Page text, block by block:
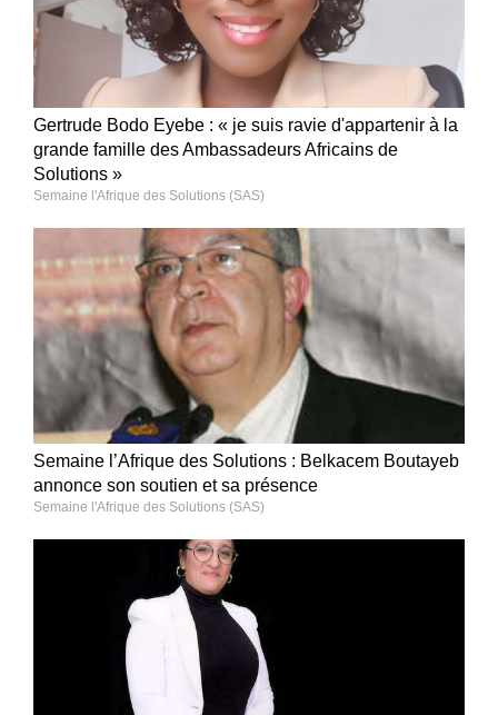
Gertrude Bodo Eyebe : « je suis ravie d'appartenir à la
grande famille des Ambassadeurs Africains de
Solutions »
Semaine l'Afrique des Solutions (SAS)
Semaine l’Afrique des Solutions : Belkacem Boutayeb
annonce son soutien et sa présence
Semaine l'Afrique des Solutions (SAS)